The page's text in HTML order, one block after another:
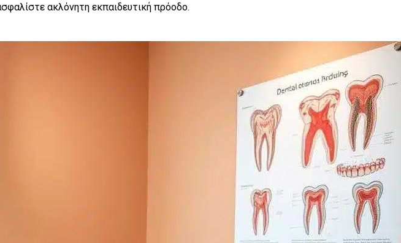
ακλόνητη εκπαιδευτική πρόοδο.